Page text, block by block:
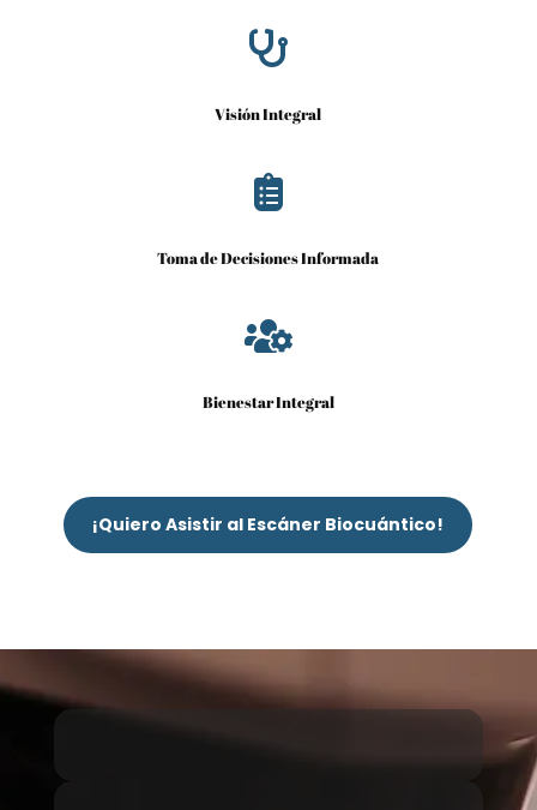

Visión Integral

Toma de Decisiones Informada

Bienestar Integral
¡Quiero Asistir al Escáner Biocuántico!